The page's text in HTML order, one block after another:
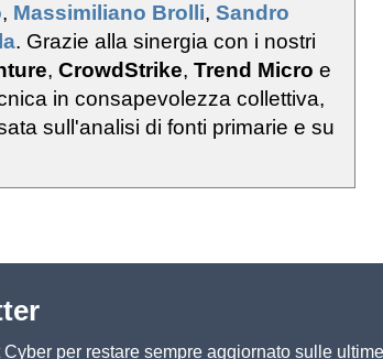
, Massimiliano Brolli, Sandro
. Grazie alla sinergia con i nostri
, CrowdStrike, Trend Micro e
in consapevolezza collettiva,
sull'analisi di fonti primarie e su
per restare sempre aggiornato sulle ultime